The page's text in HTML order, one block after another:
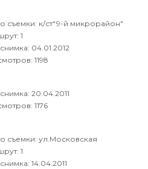
съемки: к/ст"9-й микрорайон"
1
04.01.2012
1198
20.04.2011
1176
съемки: ул.Московская
1
14.04.2011